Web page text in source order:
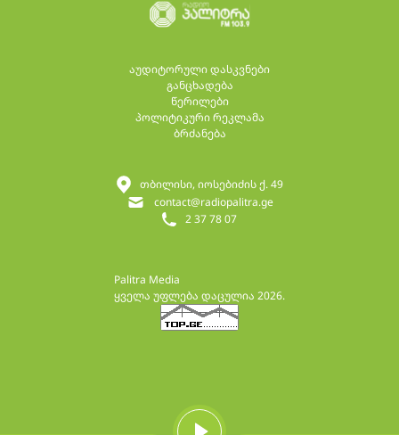
აუდიტორული დასკვნები
განცხადება
წერილები
პოლიტიკური რეკლამა
ბრძანება
Palitra Media
ყველა უფლება დაცულია 2026.
2 37 78 07
contact@radiopalitra.ge
თბილისი, იოსებიძის ქ. 49